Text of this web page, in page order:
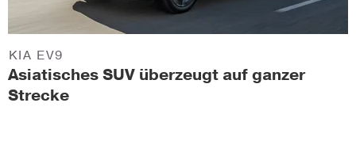
Asiatisches SUV überzeugt auf ganzer
Strecke
KIA EV9